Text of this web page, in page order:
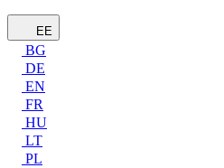
EE
BG
DE
EN
FR
HU
LT
PL